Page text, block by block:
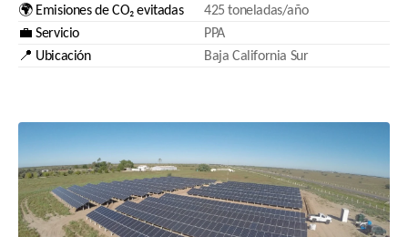
🌍 Emisiones de CO₂ evitadas
425 toneladas/año
💼 Servicio
PPA
📍 Ubicación
Baja California Sur